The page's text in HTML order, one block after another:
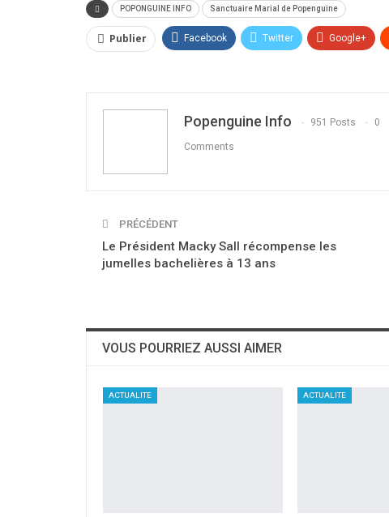
POPONGUINE INFO Sanctuaire Marial de Popenguine
Publier Facebook Twitter Google+
Popenguine Info 951 Posts 0
Comments
PRÉCÉDENT
Le Président Macky Sall récompense les
jumelles bachelières à 13 ans
VOUS POURRIEZ AUSSI AIMER
ACTUALITE ACTUALITE